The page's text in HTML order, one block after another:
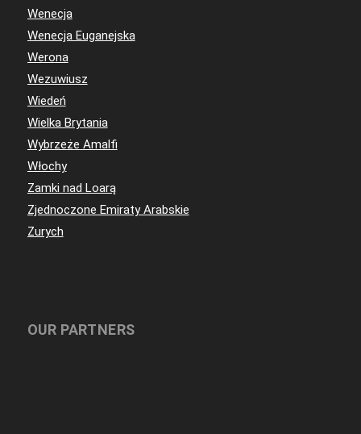
Wenecja
Wenecja Euganejska
Werona
Wezuwiusz
Wiedeń
Wielka Brytania
Wybrzeże Amalfi
Włochy
Zamki nad Loarą
Zjednoczone Emiraty Arabskie
Zurych
OUR PARTNERS